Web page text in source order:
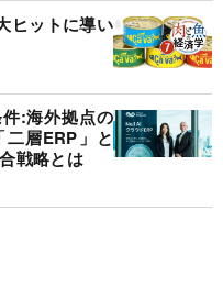
ヒットに導い
:海外拠点の
二層ERP」と
戦略とは